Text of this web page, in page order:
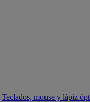
Teclados, mouse y lápiz